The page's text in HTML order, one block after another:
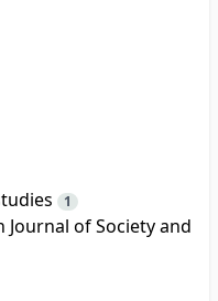
1
of Society and